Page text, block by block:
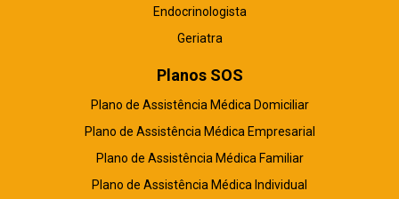
Endocrinologista
Geriatra
Planos SOS
Plano de Assistência Médica Domiciliar
Plano de Assistência Médica Empresarial
Plano de Assistência Médica Familiar
Plano de Assistência Médica Individual